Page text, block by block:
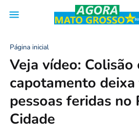
Página inicial
Veja vídeo: Colisão
capotamento
pessoas feridas no
Cidade